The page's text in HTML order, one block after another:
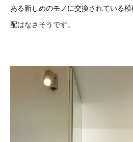
ある新しめのモノに交換されている
配はなさそうです。